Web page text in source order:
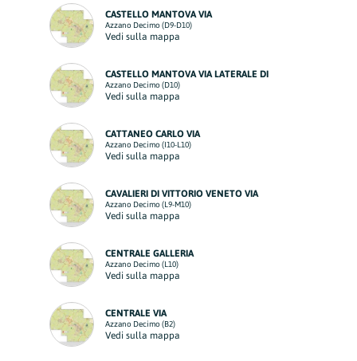
CASTELLO MANTOVA VIA
Azzano Decimo (D9-D10)
Vedi sulla mappa
CASTELLO MANTOVA VIA LATERALE DI
Azzano Decimo (D10)
Vedi sulla mappa
CATTANEO CARLO VIA
Azzano Decimo (I10-L10)
Vedi sulla mappa
CAVALIERI DI VITTORIO VENETO VIA
Azzano Decimo (L9-M10)
Vedi sulla mappa
CENTRALE GALLERIA
Azzano Decimo (L10)
Vedi sulla mappa
CENTRALE VIA
Azzano Decimo (B2)
Vedi sulla mappa